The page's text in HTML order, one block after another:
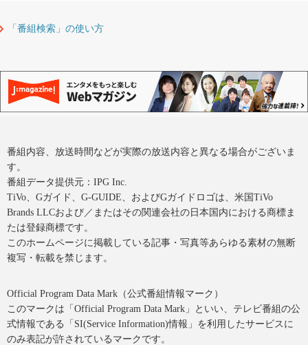
「番組検索」の使い方
番組内容、放送時間などが実際の放送内容と異なる場合がございま
す。
番組データ提供元：IPG Inc.
TiVo、Gガイド、G-GUIDE、およびGガイドロゴは、米国TiVo
Brands LLCおよび／またはその関連会社の日本国内における商標ま
たは登録商標です。
このホームページに掲載している記事・写真等あらゆる素材の無断
複写・転載を禁じます。
Official Program Data Mark（公式番組情報マーク）
このマークは「Official Program Data Mark」といい、テレビ番組の公
式情報である「SI(Service Information)情報」を利用したサービスに
のみ表記が許されているマークです。